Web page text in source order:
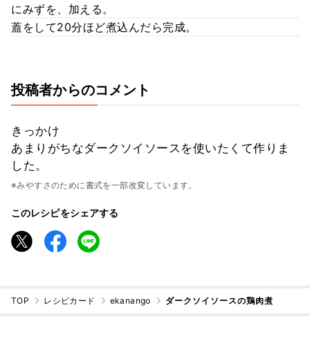
にみずを、加える。
蓋をして20分ほど煮込んだら完成。
投稿者からのコメント
きっかけ
あまりがちなダークソイソースを使いたくて作りま
した。
※みやすさのために書式を一部改変しています。
このレシピをシェアする
TOP レシピカード ekanango ダークソイソースの鶏肉煮